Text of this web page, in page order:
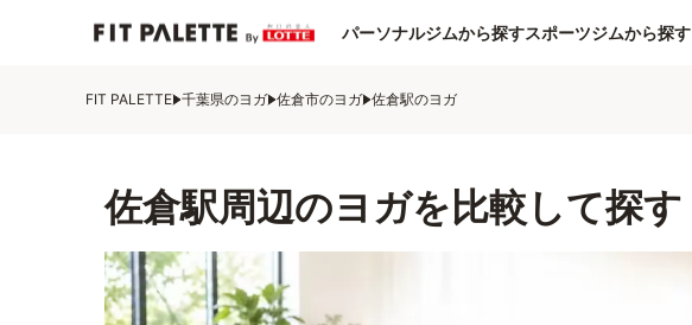
パーソナルジムから探すスポーツジムから探す
FIT PALETTE 千葉県のヨガ 佐倉市のヨガ 佐倉駅のヨガ
佐倉駅周辺のヨガを比較して探す